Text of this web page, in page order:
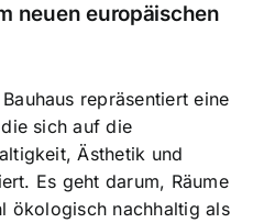
neuen europäischen
repräsentiert eine
sich auf die
Ästhetik und
Es geht darum, Räume
ökologisch nachhaltig als